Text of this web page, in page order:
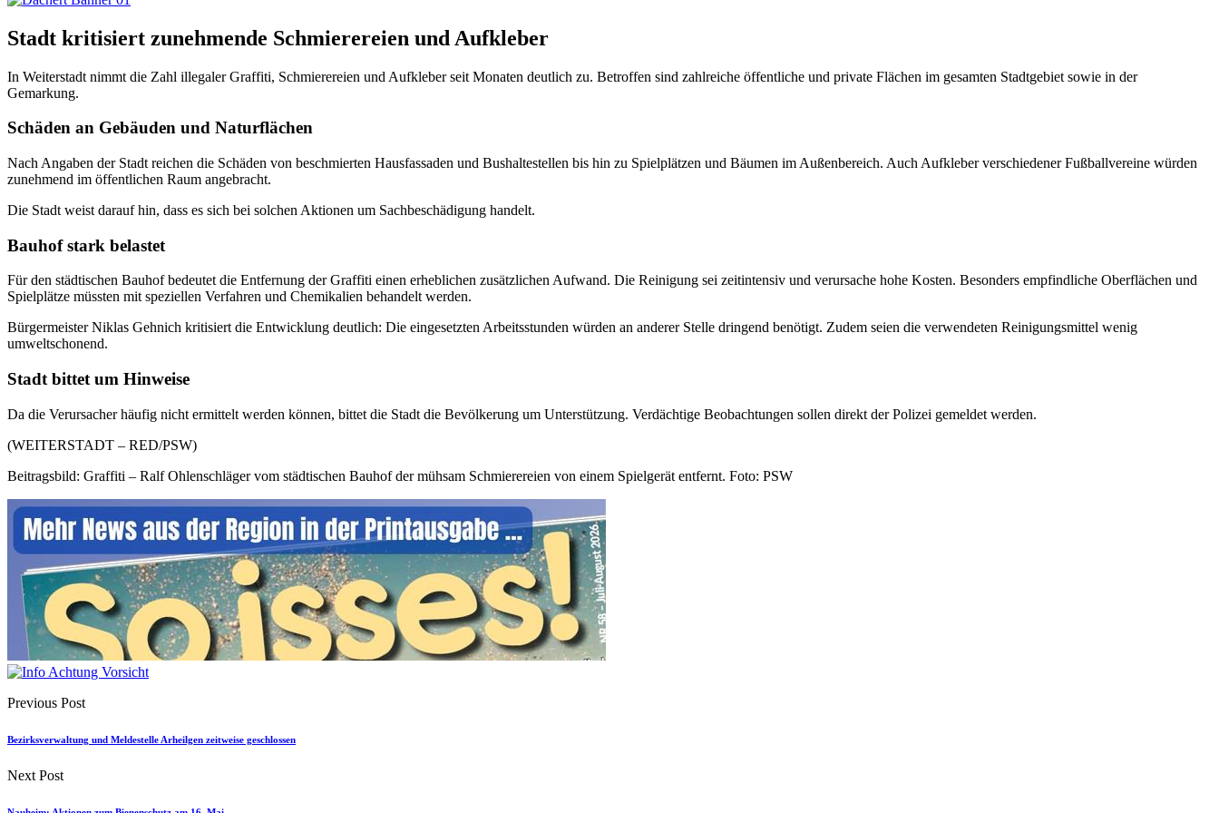
Stadt kritisiert zunehmende Schmierereien und Aufkleber
In Weiterstadt nimmt die Zahl illegaler Graffiti, Schmierereien und Aufkleber seit Monaten deutlich zu. Betroffen sind zahlreiche öffentliche und private Flächen im gesamten Stadtgebiet sowie in der
Gemarkung.
Schäden an Gebäuden und Naturflächen
Nach Angaben der Stadt reichen die Schäden von beschmierten Hausfassaden und Bushaltestellen bis hin zu Spielplätzen und Bäumen im Außenbereich. Auch Aufkleber verschiedener Fußballvereine würden
zunehmend im öffentlichen Raum angebracht.
Die Stadt weist darauf hin, dass es sich bei solchen Aktionen um Sachbeschädigung handelt.
Bauhof stark belastet
Für den städtischen Bauhof bedeutet die Entfernung der Graffiti einen erheblichen zusätzlichen Aufwand. Die Reinigung sei zeitintensiv und verursache hohe Kosten. Besonders empfindliche Oberflächen und
Spielplätze müssten mit speziellen Verfahren und Chemikalien behandelt werden.
Bürgermeister Niklas Gehnich kritisiert die Entwicklung deutlich: Die eingesetzten Arbeitsstunden würden an anderer Stelle dringend benötigt. Zudem seien die verwendeten Reinigungsmittel wenig
umweltschonend.
Stadt bittet um Hinweise
Da die Verursacher häufig nicht ermittelt werden können, bittet die Stadt die Bevölkerung um Unterstützung. Verdächtige Beobachtungen sollen direkt der Polizei gemeldet werden.
(WEITERSTADT – RED/PSW)
Beitragsbild: Graffiti – Ralf Ohlenschläger vom städtischen Bauhof der mühsam Schmierereien von einem Spielgerät entfernt. Foto: PSW
Previous Post
Bezirksverwaltung und Meldestelle Arheilgen zeitweise geschlossen
Next Post